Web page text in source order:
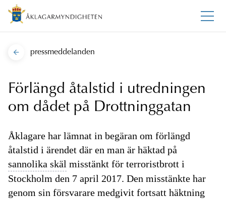
pressmeddelanden
Förlängd åtalstid i utredningen
om dådet på Drottninggatan
Åklagare har lämnat in begäran om förlängd
åtalstid i ärendet där en man är häktad på
sannolika skäl misstänkt för terroristbrott i
Stockholm den 7 april 2017. Den misstänkte har
genom sin försvarare medgivit fortsatt häktning